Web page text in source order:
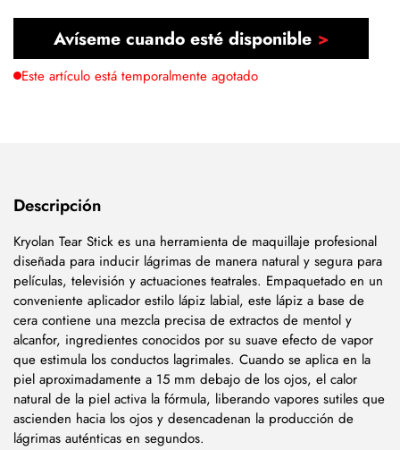
Avíseme cuando esté disponible
Este artículo está temporalmente agotado
Descripción
Kryolan Tear Stick es una herramienta de maquillaje profesional
diseñada para inducir lágrimas de manera natural y segura para
películas, televisión y actuaciones teatrales. Empaquetado en un
conveniente aplicador estilo lápiz labial, este lápiz a base de
cera contiene una mezcla precisa de extractos de mentol y
alcanfor, ingredientes conocidos por su suave efecto de vapor
que estimula los conductos lagrimales. Cuando se aplica en la
piel aproximadamente a 15 mm debajo de los ojos, el calor
natural de la piel activa la fórmula, liberando vapores sutiles que
ascienden hacia los ojos y desencadenan la producción de
lágrimas auténticas en segundos.